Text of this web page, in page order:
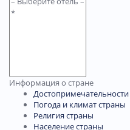
Информация о стране
Погода и климат страны
Религия страны
Население страны